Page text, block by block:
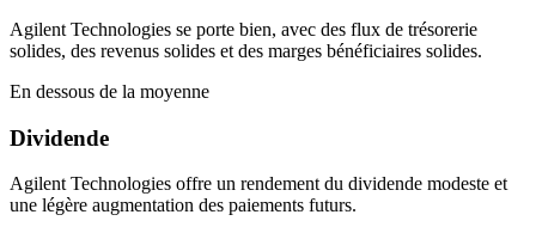
Agilent Technologies se porte bien, avec des flux de trésorerie
solides, des revenus solides et des marges bénéficiaires solides.
En dessous de la moyenne
Dividende
Agilent Technologies offre un rendement du dividende modeste et
une légère augmentation des paiements futurs.